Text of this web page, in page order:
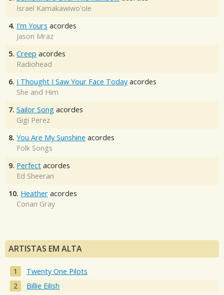
Israel Kamakawiwo'ole
4. I'm Yours acordes
Jason Mraz
5. Creep acordes
Radiohead
6. I Thought I Saw Your Face Today acordes
She and Him
7. Sailor Song acordes
Gigi Perez
8. You Are My Sunshine acordes
Folk Songs
9. Perfect acordes
Ed Sheeran
10. Heather acordes
Conan Gray
ARTISTAS EM ALTA
Twenty One Pilots
Billie Eilish